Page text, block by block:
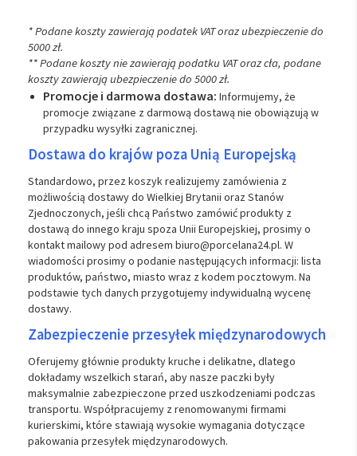
* Podane koszty zawierają podatek VAT oraz ubezpieczenie do
5000 zł.
** Podane koszty nie zawierają podatku VAT oraz cła, podane
koszty zawierają ubezpieczenie do 5000 zł.
Promocje i darmowa dostawa: Informujemy, że
promocje związane z darmową dostawą nie obowiązują w
przypadku wysyłki zagranicznej.
Dostawa do krajów poza Unią Europejską
Standardowo, przez koszyk realizujemy zamówienia z
możliwością dostawy do Wielkiej Brytanii oraz Stanów
Zjednoczonych, jeśli chcą Państwo zamówić produkty z
dostawą do innego kraju spoza Unii Europejskiej, prosimy o
kontakt mailowy pod adresem biuro@porcelana24.pl. W
wiadomości prosimy o podanie następujących informacji: lista
produktów, państwo, miasto wraz z kodem pocztowym. Na
podstawie tych danych przygotujemy indywidualną wycenę
dostawy.
Zabezpieczenie przesyłek międzynarodowych
Oferujemy głównie produkty kruche i delikatne, dlatego
dokładamy wszelkich starań, aby nasze paczki były
maksymalnie zabezpieczone przed uszkodzeniami podczas
transportu. Współpracujemy z renomowanymi firmami
kurierskimi, które stawiają wysokie wymagania dotyczące
pakowania przesyłek międzynarodowych.